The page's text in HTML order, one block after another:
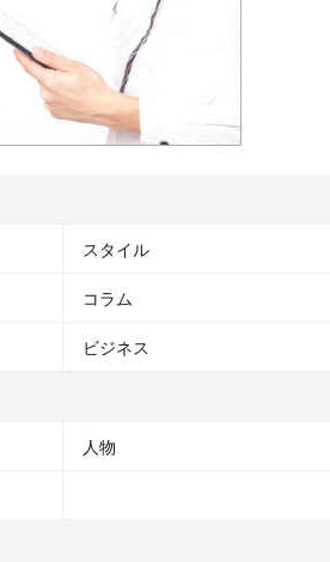
スタイル
コラム
ビジネス
人物